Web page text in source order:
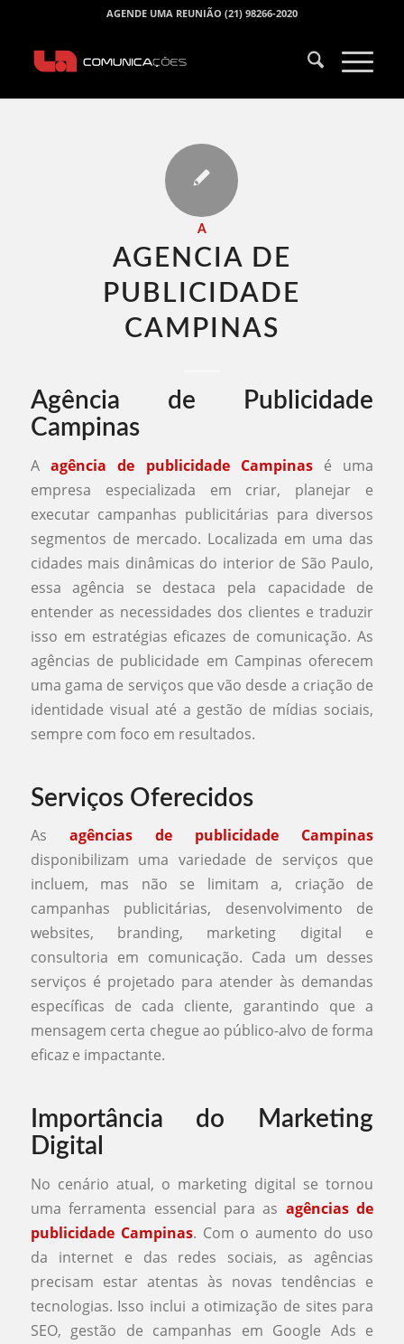
AGENDE UMA REUNIÃO (21) 98266-2020
A
AGENCIA DE
PUBLICIDADE
CAMPINAS​
Agência de Publicidade
Campinas
A agência de publicidade Campinasé uma
empresa especializada em criar, planejar e
executar campanhas publicitárias para diversos
segmentos de mercado. Localizada em uma das
cidades mais dinâmicas do interior de São Paulo,
essa agência se destaca pela capacidade de
entender as necessidades dos clientes e traduzir
isso em estratégias eficazes de comunicação. As
agências de publicidade em Campinas oferecem
uma gama de serviços que vão desde a criação de
identidade visual até a gestão de mídias sociais,
sempre com foco em resultados.
Serviços Oferecidos
As agências de publicidade Campinas
disponibilizam uma variedade de serviços que
incluem, mas não se limitam a, criação de
campanhas publicitárias, desenvolvimento de
websites, branding, marketing digital e
consultoria em comunicação. Cada um desses
serviços é projetado para atender às demandas
específicas de cada cliente, garantindo que a
mensagem certa chegue ao público-alvo de forma
eficaz e impactante.
Importância do Marketing
Digital
No cenário atual, o marketing digital se tornou
uma ferramenta essencial para as agências de
publicidade Campinas. Com o aumento do uso
da internet e das redes sociais, as agências
precisam estar atentas às novas tendências e
tecnologias. Isso inclui a otimização de sites para
SEO, gestão de campanhas em Google Ads e